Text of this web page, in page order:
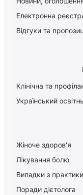
Електронна
Відгуки та
Клінічна та
Український
Жіноче здоров'я
Лікування болю
Випадки з практики
Поради дієтолога